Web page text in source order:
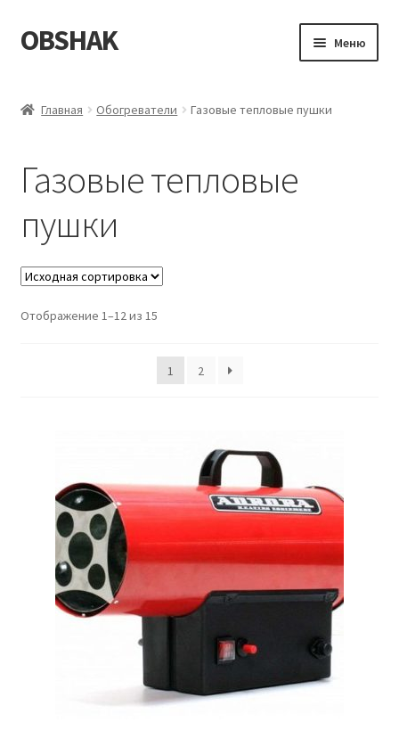
Перейти
к
Перейти
к
OBSHAK Меню
Корзина
Магазин
Мой аккаунт
Оформление заказа
Главная Обогреватели Газовые тепловые пушки
Газовые тепловые
пушки
Отображение 1–12 из 15
1 2